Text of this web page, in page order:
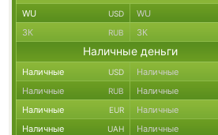
WU USD WU
ЗК RUB ЗК
Наличные деньги
Наличные USD Наличные
Наличные RUB Наличные
Наличные EUR Наличные
Наличные UAH Наличные